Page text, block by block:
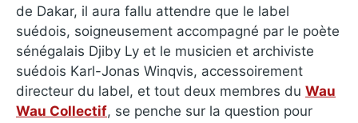
de Dakar, il aura fallu attendre que le label
suédois, soigneusement accompagné par le poète
sénégalais Djiby Ly et le musicien et archiviste
suédois Karl-Jonas Winqvis, accessoirement
directeur du label, et tout deux membres du Wau
Wau Collectif, se penche sur la question pour